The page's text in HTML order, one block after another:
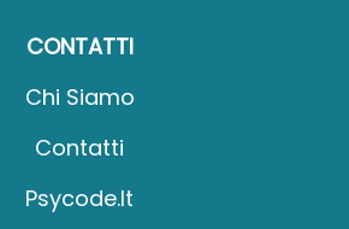
CONTATTI
Chi Siamo
Contatti
Psycode.it